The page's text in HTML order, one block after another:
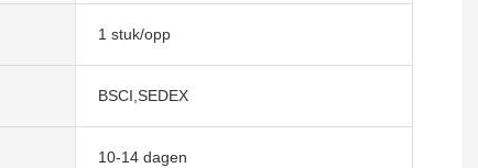
1 stuk/opp
BSCI,SEDEX
10-14 dagen